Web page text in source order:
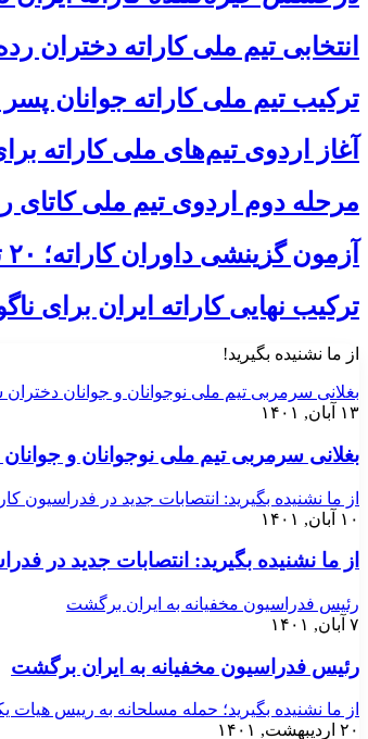
انتخابی تیم ملی کاراته دختران رده‌های پایه ۲۴ و
ترکیب تیم ملی کاراته جوانان پسر برای
آغاز اردوی تیم‌های ملی کاراته برای
مرحله دوم اردوی تیم ملی کاتای
آزمون گزینشی داوران کاراته؛ ۲۰ تیرماه در تهران، کلید حضور در کلینیک آسیایی
ترکیب نهایی کاراته ایران برای ناگویا اعلام
از ما نشنیده بگیرید!
بغلانی سرمربی تیم ملی نوجوانان و جوانان
۱۳ آبان, ۱۴۰۱
بغلانی سرمربی تیم ملی نوجوانان و
از ما نشنیده بگیرید: انتصابات جدید در فدراسیون
۱۰ آبان, ۱۴۰۱
از ما نشنیده بگیرید: انتصابات جدید در
رئیس فدراسیون مخفیانه به ایران برگشت
۷ آبان, ۱۴۰۱
رئیس فدراسیون مخفیانه به ایران برگشت
از ما نشنیده بگیرید؛ حمله مسلحانه به رییس
۲۰ اردیبهشت, ۱۴۰۱